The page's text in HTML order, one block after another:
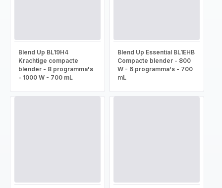
Blend Up BL19H4
Krachtige compacte
blender - 8 programma's
- 1000 W - 700 mL
Blend Up Essential BL1EHB
Compacte blender - 800
W - 6 programma's - 700
mL